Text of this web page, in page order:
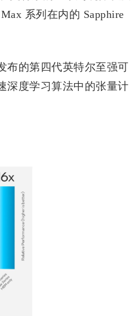
系列在内的 Sapphire
的第四代英特尔至强可
深度学习算法中的张量计